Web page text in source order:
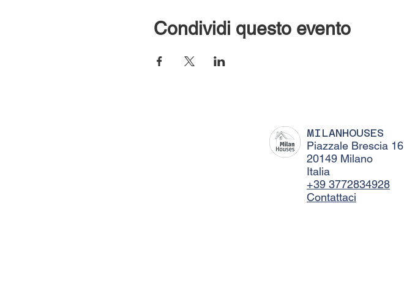
Condividi questo evento
MILANHOUSES
Piazzale Brescia 16
20149 Milano
Italia
+39 3772834928
Contattaci